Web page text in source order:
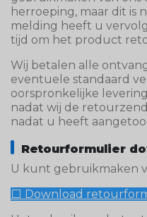
herroeping, maar dit is
melding heeft u
tijd om het product
Wij betalen alle
eventuele standaard
oorspronkelijke
nadat wij de
nadat u heeft
Retourformulier
U kunt gebruikmaken
⬜ Download